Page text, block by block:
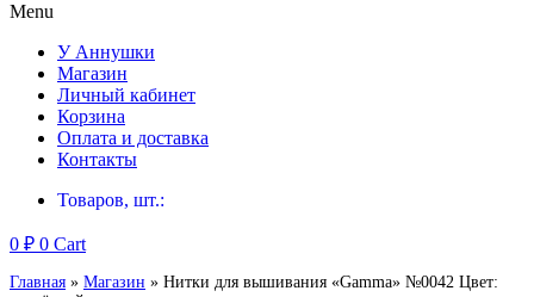
Menu
У Аннушки
Магазин
Личный кабинет
Корзина
Оплата и доставка
Контакты
Товаров, шт.:
0 ₽ 0 Cart
Главная » Магазин » Нитки для вышивания «Gamma» №0042 Цвет: